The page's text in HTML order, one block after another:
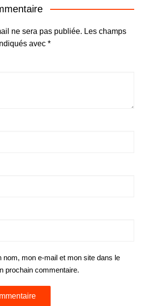
ne sera pas publiée. Les champs
avec *
nom, mon e-mail et mon site dans le
prochain commentaire.